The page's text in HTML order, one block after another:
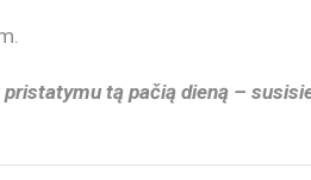
tą pačią dieną –